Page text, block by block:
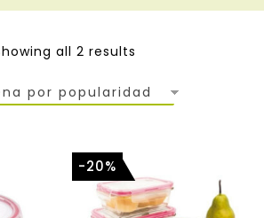
all 2 results
por popularidad
-20%